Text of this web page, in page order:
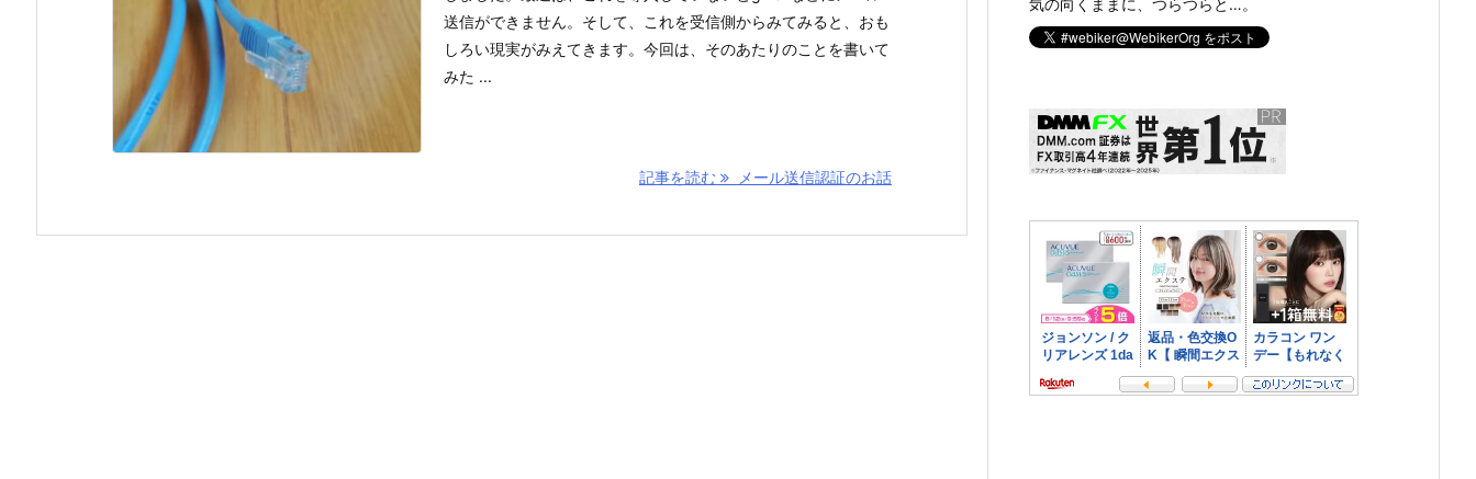
送信ができません。そして、これを受信側からみてみると、おも
しろい現実がみえてきます。今回は、そのあたりのことを書いて
みた ...
記事を読む メール送信認証のお話